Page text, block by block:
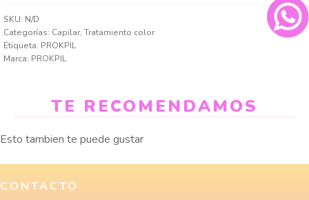
SKU: N/D
Categorías: Capilar, Tratamiento color
Etiqueta: PROKPIL
Marca: PROKPIL
TE RECOMENDAMOS
Esto tambien te puede gustar
CONTACTO